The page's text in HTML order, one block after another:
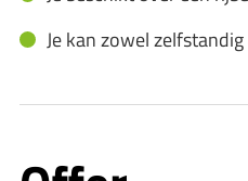
Je kan zowel